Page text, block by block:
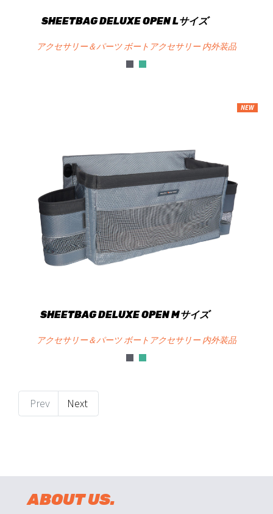
SHEETBAG DELUXE OPEN Lサイズ
アクセサリー＆パーツ ボートアクセサリー 内外装品
NEW
SHEETBAG DELUXE OPEN Mサイズ
アクセサリー＆パーツ ボートアクセサリー 内外装品
Prev Next
ABOUT US.